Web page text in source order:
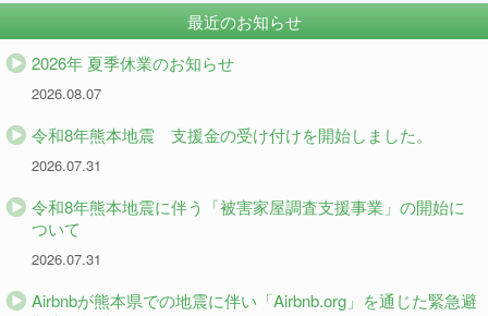
最近のお知らせ
2026年 夏季休業のお知らせ
2026.08.07
令和8年熊本地震 支援金の受け付けを開始しました。
2026.07.31
令和8年熊本地震に伴う「被害家屋調査支援事業」の開始に
ついて
2026.07.31
Airbnbが熊本県での地震に伴い「Airbnb.org」を通じた緊急避